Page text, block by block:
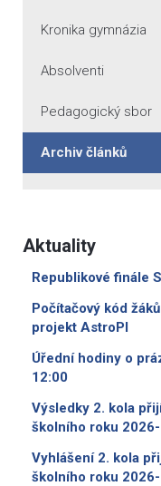
Kronika gymnázia
Absolventi
Pedagogický sbor
Archiv článků
Aktuality
Republikové finále
Počítačový kód
projekt AstroPI
Úřední hodiny o
12:00
Výsledky 2. kola
školního roku
Vyhlášení 2. kola
školního roku